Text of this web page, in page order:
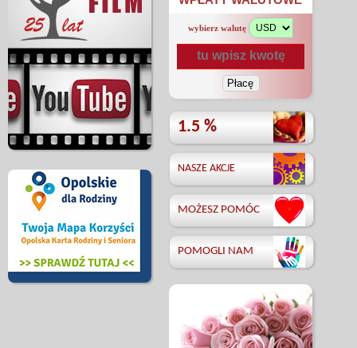
wybierz walutę
1.5 %
NASZE AKCJE
MOŻESZ POMÓC
POMOGLI NAM